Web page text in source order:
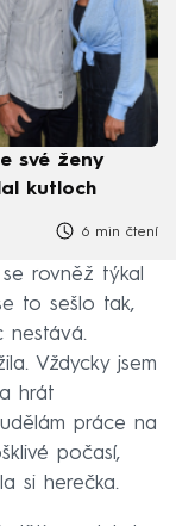
své ženy
kutloch
6 min čtení
rovněž týkal
to sešlo tak,
nestává.
Vždycky jsem
hrát
práce na
počasí,
si herečka.